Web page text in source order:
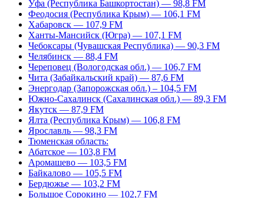
Уфа (Республика Башкортостан) — 98,8 FM
Феодосия (Республика Крым) — 106,1 FM
Хабаровск — 107,9 FM
Ханты-Мансийск (Югра) — 107,1 FM
Чебоксары (Чувашская Республика) — 90,3 FM
Челябинск — 88,4 FM
Череповец (Вологодская обл.) — 106,7 FM
Чита (Забайкальский край) — 87,6 FM
Энергодар (Запорожская обл.) – 104,5 FM
Южно-Сахалинск (Сахалинская обл.) — 89,3 FM
Якутск — 87,9 FM
Ялта (Республика Крым) — 106,8 FM
Ярославль — 98,3 FM
Тюменская область:
Абатское — 103,8 FM
Аромашево — 103,5 FM
Байкалово — 105,5 FM
Бердюжье — 103,2 FM
Большое Сорокино — 102,7 FM